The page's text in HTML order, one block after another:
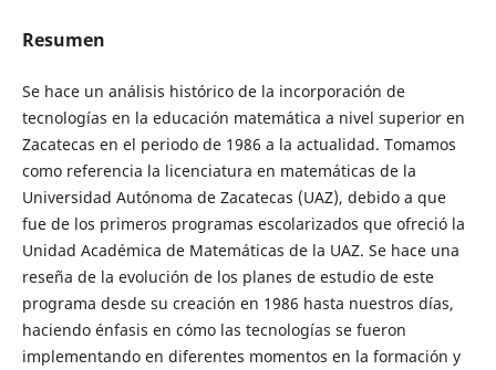
Resumen
Se hace un análisis histórico de la incorporación de
tecnologías en la educación matemática a nivel superior en
Zacatecas en el periodo de 1986 a la actualidad. Tomamos
como referencia la licenciatura en matemáticas de la
Universidad Autónoma de Zacatecas (UAZ), debido a que
fue de los primeros programas escolarizados que ofreció la
Unidad Académica de Matemáticas de la UAZ. Se hace una
reseña de la evolución de los planes de estudio de este
programa desde su creación en 1986 hasta nuestros días,
haciendo énfasis en cómo las tecnologías se fueron
implementando en diferentes momentos en la formación y